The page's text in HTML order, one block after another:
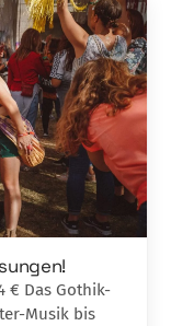
€ Das Gothik-
Musik bis